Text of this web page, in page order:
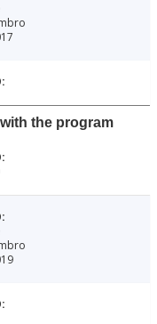
the program